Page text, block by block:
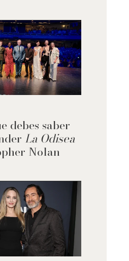
debes saber
La Odisea
Nolan